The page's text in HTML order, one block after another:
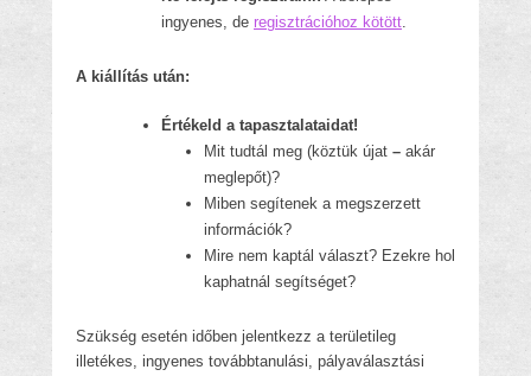
ingyenes, de regisztrációhoz kötött.
A kiállítás után:
Értékeld a tapasztalataidat!
Mit tudtál meg (köztük újat – akár
meglepőt)?
Miben segítenek a megszerzett
információk?
Mire nem kaptál választ? Ezekre hol
kaphatnál segítséget?
Szükség esetén időben jelentkezz a területileg
illetékes, ingyenes továbbtanulási, pályaválasztási